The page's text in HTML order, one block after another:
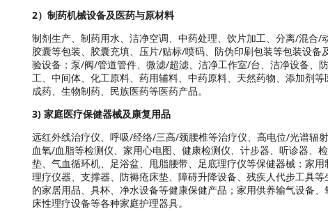
2）制药机械设备及医药与原材料
制剂生产、制药用水、洁净空调、中药处理、饮片加工、分离/混合
胶囊等包装、胶囊充填、压片/贴标/喷码、防伪印刷包装等包装设
验设备；泵/阀/管道管件、微滤/超滤、洁净工作室/台、洁净设备、
工、中间体、化工原料、药用辅料、中药原料、天然药物、添加剂
成药、生物制药、民族医药等医药产品。
3) 家庭医疗保健器械及康复用品
远红外线治疗仪、呼吸/经络/三高/颈腰椎等治疗仪、高电位/光谱辐
血氧/血脂等检测仪、家用心电图、健康检测仪、计步器、听诊器、
垫、气血循环机、足浴盆、甩脂腰带、足底理疗仪等保健器械；家
理疗仪器、支撑器、防褥疮床垫、障碍升降设备、残疾人代步工具
的家居用品、具杯、净水设备等健康保健产品；家用供养输气设备
床性理疗设备等各种家庭护理器具。